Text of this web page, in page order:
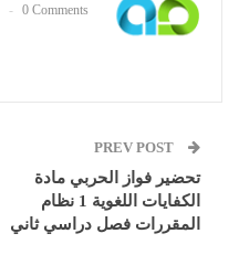
0 Comments
تحضير فواز الحربي مادة
الكفايات اللغوية 1 نظام
المقررات فصل دراسي ثاني